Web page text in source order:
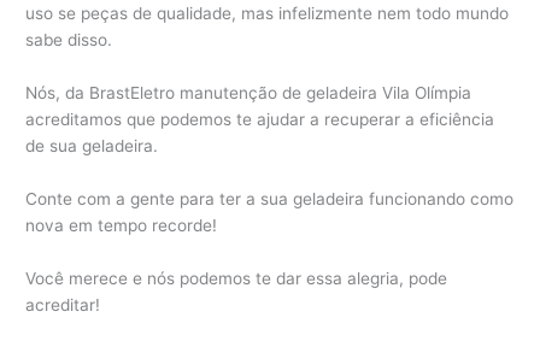
uso se peças de qualidade, mas infelizmente nem todo mundo
sabe disso.
Nós, da BrastEletro manutenção de geladeira Vila Olímpia
acreditamos que podemos te ajudar a recuperar a eficiência
de sua geladeira.
Conte com a gente para ter a sua geladeira funcionando como
nova em tempo recorde!
Você merece e nós podemos te dar essa alegria, pode
acreditar!